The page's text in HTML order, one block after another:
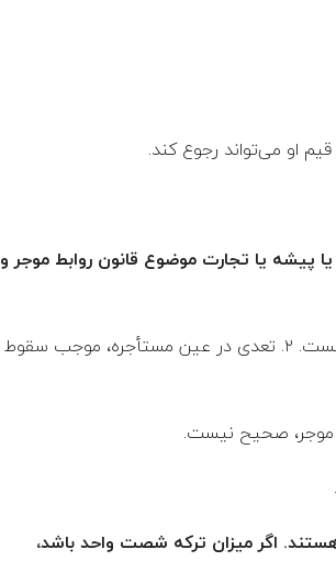
قانون روابط موجر و مستأجر سال ۱۳۷۶ و حق کسب یا پیشه یا تجارت موضوع قانون روابط موجر و
۱. حق سرقفلی می‌تواند قابل توقیف باشد، اما حق کسب یا پیشه یا تجارت قابل توقیف نیست. ۲. تعدی در عین مستأجره، موجب سقوط
اگر میزان ‌ترکه شصت واحد باشد،